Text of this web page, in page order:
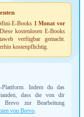
E-Books 1 Monat vor
kostenlosen E-Books
verfügbar gemacht.
kostenpflichtig.
Indem du das
dass die von dir
Brevo zur Bearbeitung
von Brevo.